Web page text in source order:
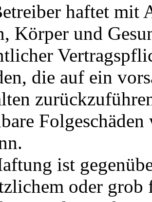
haftet mit
Körper und
die auf ein
Folgeschäden
ist
oder grob